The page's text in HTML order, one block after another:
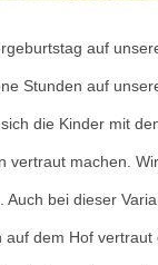
auf
Stunden auf
die Kinder mit
vertraut machen.
Auch bei dieser
auf dem Hof vertraut